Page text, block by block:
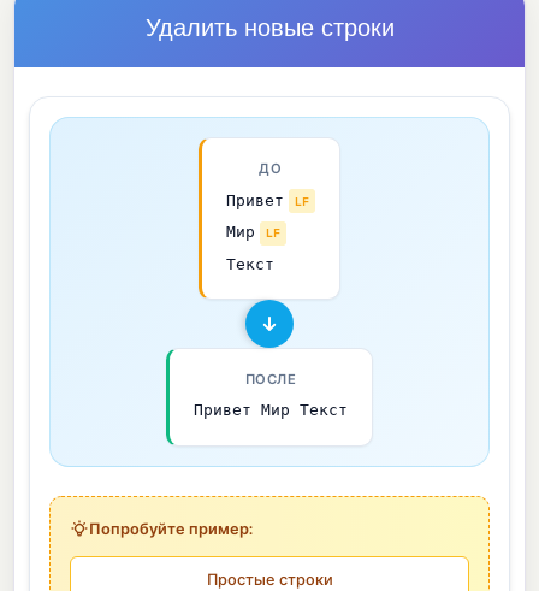
Удалить новые строки
ДО
Привет LF
Мир LF
Текст
ПОСЛЕ
Привет Мир Текст
Попробуйте пример:
Простые строки